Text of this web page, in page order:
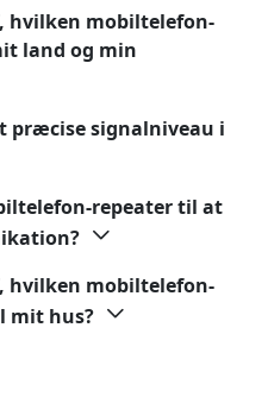
hvilken mobiltelefon-
land og min
præcise signalniveau i
repeater til at
hvilken mobiltelefon-
mit hus?